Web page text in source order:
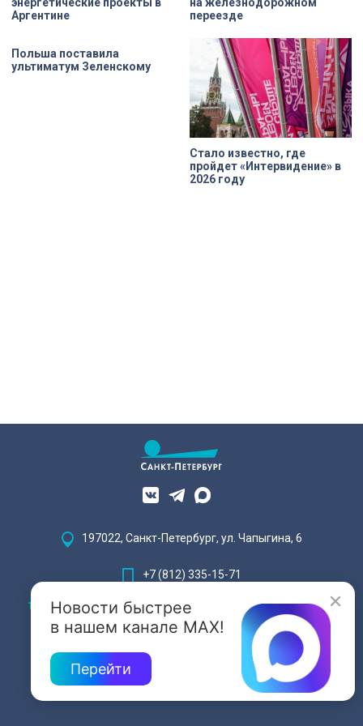
Аргентине
переезде
Польша поставилa
ультиматум Зеленскому
Стало известно, где
пройдет «Интервидение» в
2026 году
Новости быстрее
в нашем канале MAX!
Перейти
197022, Санкт-Петербург, ул. Чапыгина, 6
+7 (812) 335-15-71
Внимание! Отдельные видеоматериалы, размещенные на настоящем
сайте, могут содержать информацию, предназначенную для лиц,
достигших 18 лет.